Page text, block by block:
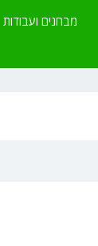
מבחנים ועבודות